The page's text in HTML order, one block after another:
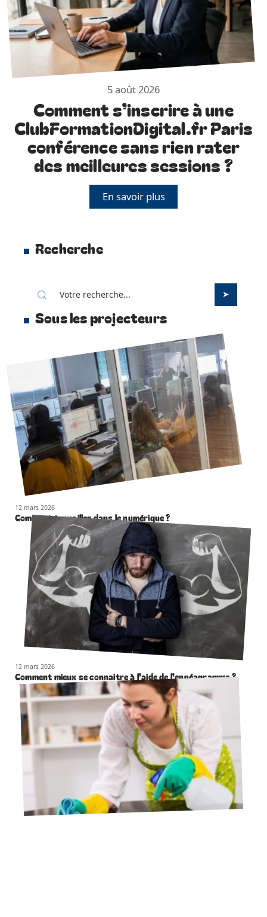
5 août 2026
Comment s’inscrire à une
ClubFormationDigital.fr Paris
conférence sans rien rater
des meilleures sessions ?
En savoir plus
Recherche
Sous les projecteurs
12 mars 2026
Comment travailler dans le numérique ?
12 mars 2026
Comment mieux se connaitre à l’aide de l’ennéagramme ?